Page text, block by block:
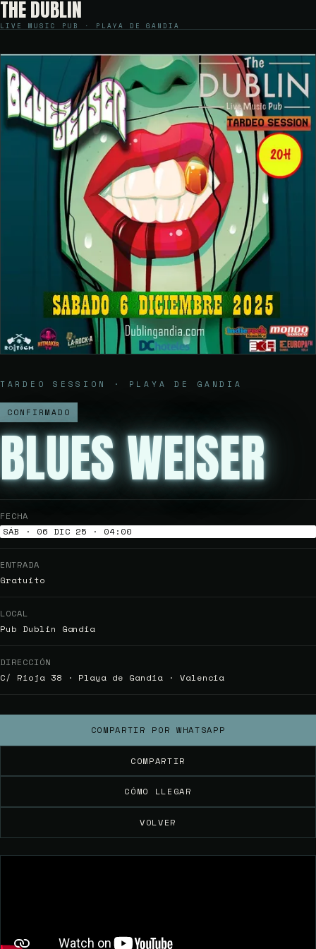
THE DUBLIN
LIVE MUSIC PUB · PLAYA DE GANDIA
TARDEO SESSION · PLAYA DE GANDIA
CONFIRMADO
BLUES WEISER
FECHA
SÁB · 06 DIC 25 · 04:00
ENTRADA
Gratuito
LOCAL
Pub Dublin Gandia
DIRECCIÓN
C/ Rioja 38 · Playa de Gandia · Valencia
COMPARTIR POR WHATSAPP
COMPARTIR
CÓMO LLEGAR
VOLVER